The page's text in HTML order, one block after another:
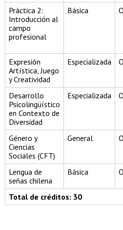
Práctica 2:
Introducción al
campo
profesional
Básica
Expresión
Artística, Juego
y Creatividad
Especializada
Desarrollo
Psicolingüístico
en Contexto de
Diversidad
Especializada
Género y
Ciencias
Sociales (CFT)
General
Lengua de
señas chilena
Básica
Total de créditos: 30